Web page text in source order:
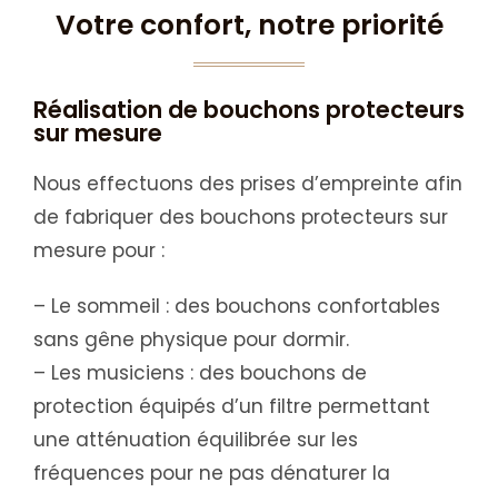
Votre confort, notre priorité
Réalisation de bouchons protecteurs
sur mesure
Nous effectuons des prises d’empreinte afin
de fabriquer des bouchons protecteurs sur
mesure pour :
– Le sommeil : des bouchons confortables
sans gêne physique pour dormir.
– Les musiciens : des bouchons de
protection équipés d’un filtre permettant
une atténuation équilibrée sur les
fréquences pour ne pas dénaturer la